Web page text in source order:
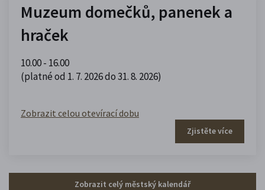
Muzeum domečků, panenek a
hraček
10.00 - 16.00
(platné od 1. 7. 2026 do 31. 8. 2026)
Zobrazit celou otevírací dobu
Zjistěte více
Zobrazit celý městský kalendář